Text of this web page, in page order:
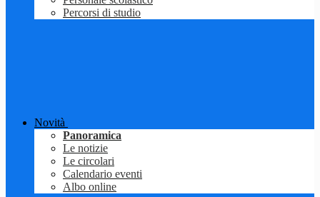
Percorsi di studio
Novità
Panoramica
Le notizie
Le circolari
Calendario eventi
Albo online